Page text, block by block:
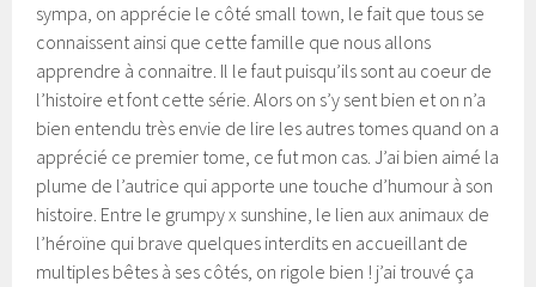
sympa, on apprécie le côté small town, le fait que tous se
connaissent ainsi que cette famille que nous allons
apprendre à connaitre. Il le faut puisqu’ils sont au coeur de
l’histoire et font cette série. Alors on s’y sent bien et on n’a
bien entendu très envie de lire les autres tomes quand on a
apprécié ce premier tome, ce fut mon cas. J’ai bien aimé la
plume de l’autrice qui apporte une touche d’humour à son
histoire. Entre le grumpy x sunshine, le lien aux animaux de
l’héroïne qui brave quelques interdits en accueillant de
multiples bêtes à ses côtés, on rigole bien ! j’ai trouvé ça